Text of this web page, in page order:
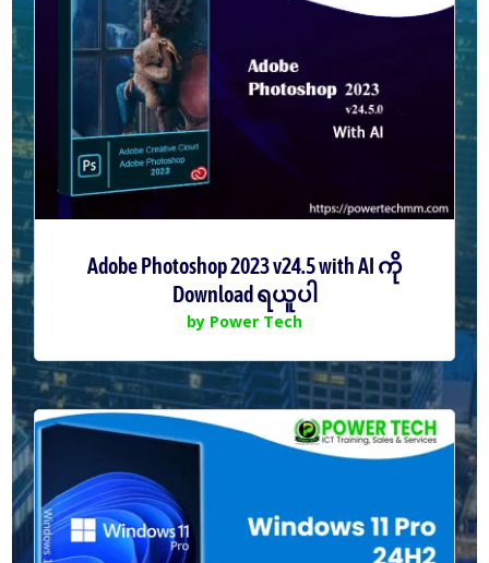
Adobe Photoshop 2023 v24.5 with AI ကို
Download ရယူပါ
by Power Tech